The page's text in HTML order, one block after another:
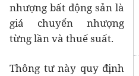
nhượng bất động sản là
giá chuyển nhượng
từng lần và thuế suất.
Thông tư này quy định